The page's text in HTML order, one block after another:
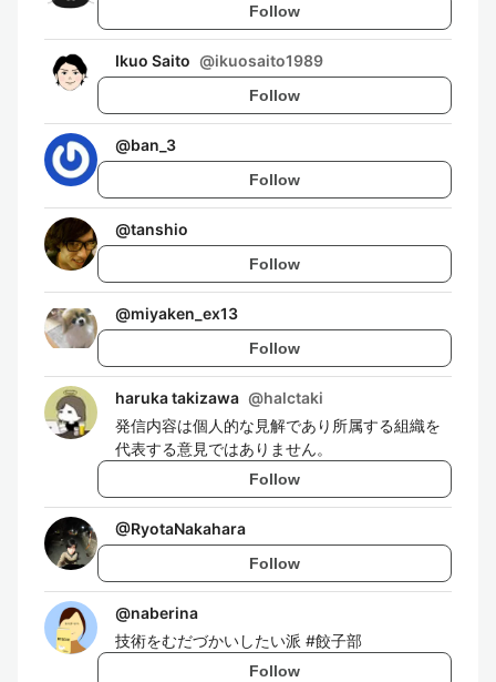
Follow
Ikuo Saito @ikuosaito1989
Follow
@ban_3
Follow
@tanshio
Follow
@miyaken_ex13
Follow
haruka takizawa @halctaki
発信内容は個人的な見解であり所属する組織を
代表する意見ではありません。
Follow
@RyotaNakahara
Follow
@naberina
技術をむだづかいしたい派 #餃子部
Follow